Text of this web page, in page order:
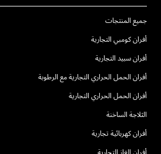
جميع المنتجات
أفران كومبي التجارية
أفران سبيد التجارية
أفران الحمل الحراري التجارية مع الرطوبة
أفران الحمل الحراري التجارية
الثلاجة الساخنة
أفران كهربائية تجارية
أفران الغاز التجارية